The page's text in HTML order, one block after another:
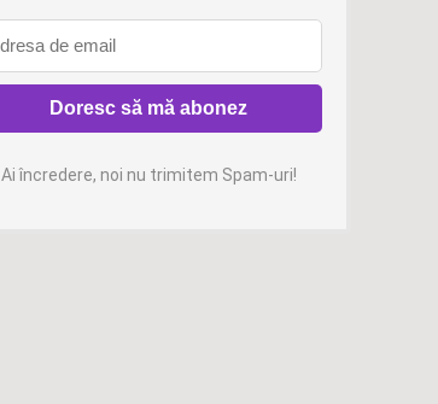
Ai încredere, noi nu trimitem Spam-uri!